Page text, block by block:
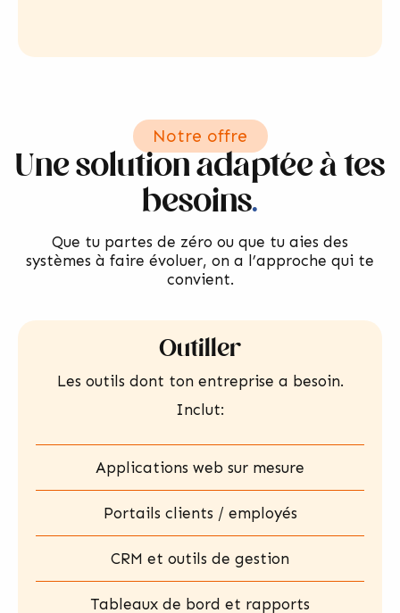
Notre offre
Une solution adaptée à tes
besoins.
Que tu partes de zéro ou que tu aies des
systèmes à faire évoluer, on a l’approche qui te
convient.
Outiller
Les outils dont ton entreprise a besoin.
Inclut:
Applications web sur mesure
Portails clients / employés
CRM et outils de gestion
Tableaux de bord et rapports